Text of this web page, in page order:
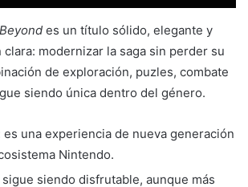
es un título sólido, elegante y
modernizar la saga sin perder su
de exploración, puzles, combate
siendo única dentro del género.
es una experiencia de nueva generación
Nintendo.
sigue siendo disfrutable, aunque más